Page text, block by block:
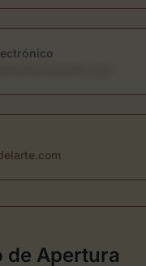
de Apertura